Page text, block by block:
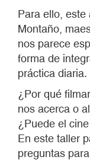
Para ello,
Montaño,
nos parece
forma de
práctica diaria.
¿Por qué
nos acerca o
¿Puede el
En este taller
preguntas